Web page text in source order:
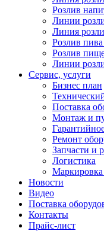
Розлив
Линии
Линия
Розлив пива
Розлив
Линии
Сервис, услуги
Бизнес план
Поставка
Монтаж и
Ремонт
Запчасти и
Логистика
Новости
Видео
Поставка
Контакты
Прайс-лист